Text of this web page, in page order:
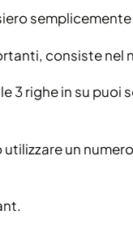
consiste nel
3 righe in su
un